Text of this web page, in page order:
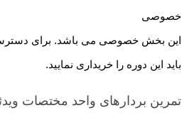
خصوصی
این بخش خصوصی می باشد. برای
باید این دوره را خریداری نمایید.
تمرین بردارهای واحد مختصات